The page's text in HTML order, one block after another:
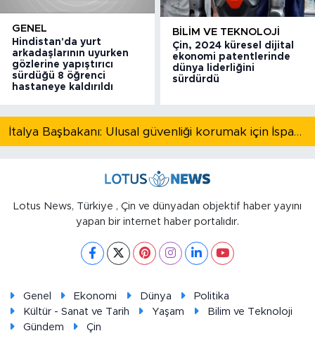
GENEL
Hindistan'da yurt
arkadaşlarının uyurken
gözlerine yapıştırıcı
sürdüğü 8 öğrenci
hastaneye kaldırıldı
BILIM VE TEKNOLOJI
Çin, 2024 küresel dijital
ekonomi patentlerinde
dünya liderliğini
sürdürdü
İtalya Başbakanı: Ulusal güvenliği korumak için İspanya ile Schengen kapsamındaki serbest dolaşımı askıya alıyoruz
Lotus News, Türkiye , Çin ve dünyadan objektif haber yayını
yapan bir internet haber portalıdır.
Genel Ekonomi Dünya
Politika
Kültür - Sanat ve Tarih
Yaşam
Bilim ve Teknoloji
Gündem
Çin